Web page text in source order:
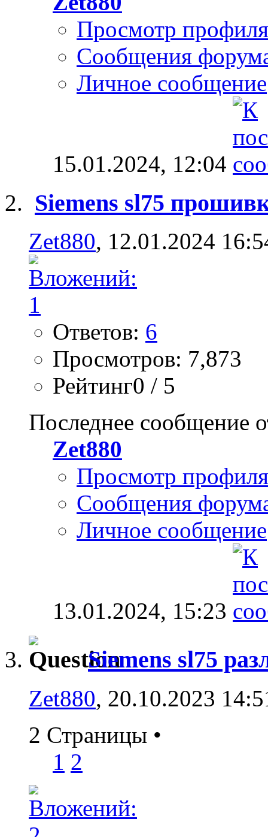
Просмотр профиля
Сообщения
Личное сообщение
15.01.2024, 12:04
Siemens sl75
Zet880, 12.01.2024
Ответов: 6
Просмотров: 7,873
Рейтинг0 / 5
Последнее сообщение
Zet880
Просмотр профиля
Сообщения
Личное сообщение
13.01.2024, 15:23
Siemens sl75
Zet880, 20.10.2023
2 Страницы •
1 2